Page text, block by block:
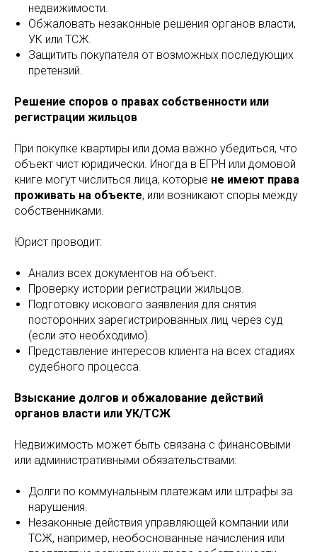
недвижимости.
Обжаловать незаконные решения органов власти,
УК или ТСЖ.
Защитить покупателя от возможных последующих
претензий.
Решение споров о правах собственности или
регистрации жильцов
При покупке квартиры или дома важно убедиться, что
объект чист юридически. Иногда в ЕГРН или домовой
книге могут числиться лица, которые не имеют права
проживать на объекте, или возникают споры между
собственниками.
Юрист проводит:
Анализ всех документов на объект.
Проверку истории регистрации жильцов.
Подготовку искового заявления для снятия
посторонних зарегистрированных лиц через суд
(если это необходимо).
Представление интересов клиента на всех стадиях
судебного процесса.
Взыскание долгов и обжалование действий
органов власти или УК/ТСЖ
Недвижимость может быть связана с финансовыми
или административными обязательствами:
Долги по коммунальным платежам или штрафы за
нарушения.
Незаконные действия управляющей компании или
ТСЖ, например, необоснованные начисления или